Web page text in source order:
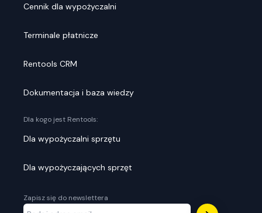
Cennik dla wypożyczalni
Terminale płatnicze
Rentools CRM
Dokumentacja i baza wiedzy
Dla kogo jest Rentools:
Dla wypożyczalni sprzętu
Dla wypożyczających sprzęt
Zapisz się do newslettera